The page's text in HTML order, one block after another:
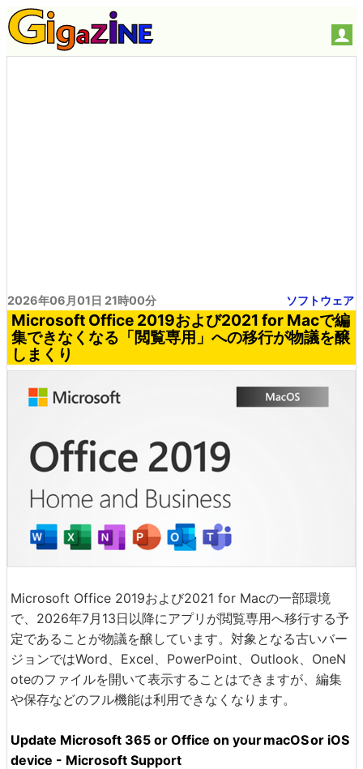
2026年06月01日 21時00分 ソフトウェア
Microsoft Office 2019および2021 for Macで編
集できなくなる「閲覧専用」への移行が物議を醸
しまくり
Microsoft Office 2019および2021 for Macの一部環境
で、2026年7月13日以降にアプリが閲覧専用へ移行する予
定であることが物議を醸しています。対象となる古いバー
ジョンではWord、Excel、PowerPoint、Outlook、OneN
oteのファイルを開いて表示することはできますが、編集
や保存などのフル機能は利用できなくなります。
Update Microsoft 365 or Office on your macOS or iOS
device - Microsoft Support